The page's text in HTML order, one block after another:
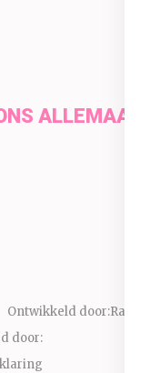
ALLEMAAL
Ontwikkeld door:Rara
door: